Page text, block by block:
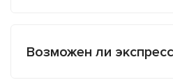
Возможен ли